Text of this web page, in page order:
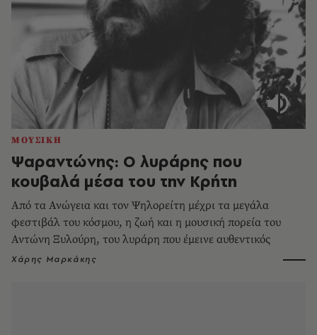
ΜΟΥΣΙΚΗ
Ψαραντώνης: Ο λυράρης που
κουβαλά μέσα του την Κρήτη
Από τα Ανώγεια και τον Ψηλορείτη μέχρι τα μεγάλα
φεστιβάλ του κόσμου, η ζωή και η μουσική πορεία του
Αντώνη Ξυλούρη, του λυράρη που έμεινε αυθεντικός
Χάρης Μαρκάκης